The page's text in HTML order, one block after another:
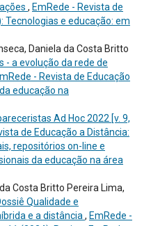
, EmRede - Revista de
Tecnologias e educação: em
Daniela da Costa Britto
- a evolução da rede de
- Revista de Educação
educação na
Ad Hoc 2022 [v. 9,
de Educação a Distância:
repositórios on-line e
da educação na área
Costa Britto Pereira Lima,
Qualidade e
e a distância , EmRede -